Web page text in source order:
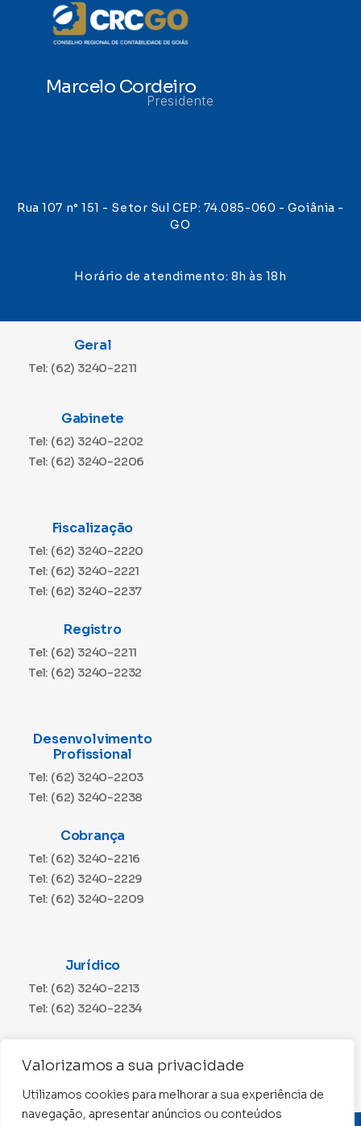
Valorizamos a sua privacidade
Utilizamos cookies para melhorar a sua experiência de
navegação, apresentar anúncios ou conteúdos
Marcelo Cordeiro
Presidente
Rua 107 n° 151 - Setor Sul CEP: 74.085-060 - Goiânia -
GO
Horário de atendimento: 8h às 18h
Geral
Tel: (62) 3240-2211
Gabinete
Tel: (62) 3240-2202
Tel: (62) 3240-2206
Fiscalização
Tel: (62) 3240-2220
Tel: (62) 3240-2221
Tel: (62) 3240-2237
Registro
Tel: (62) 3240-2211
Tel: (62) 3240-2232
Desenvolvimento
Profissional
Tel: (62) 3240-2203
Tel: (62) 3240-2238
Cobrança
Tel: (62) 3240-2216
Tel: (62) 3240-2229
Tel: (62) 3240-2209
Jurídico
Tel: (62) 3240-2213
Tel: (62) 3240-2234
Tel: (62) 3240-2230